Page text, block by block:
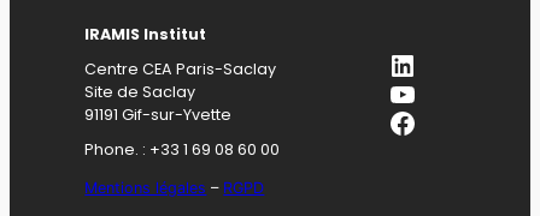
IRAMIS Institut
Centre CEA Paris-Saclay
Site de Saclay
91191 Gif-sur-Yvette
Phone. : +33 1 69 08 60 00
Mentions légales – RGPD
LinkedIn
YouTube
Facebook